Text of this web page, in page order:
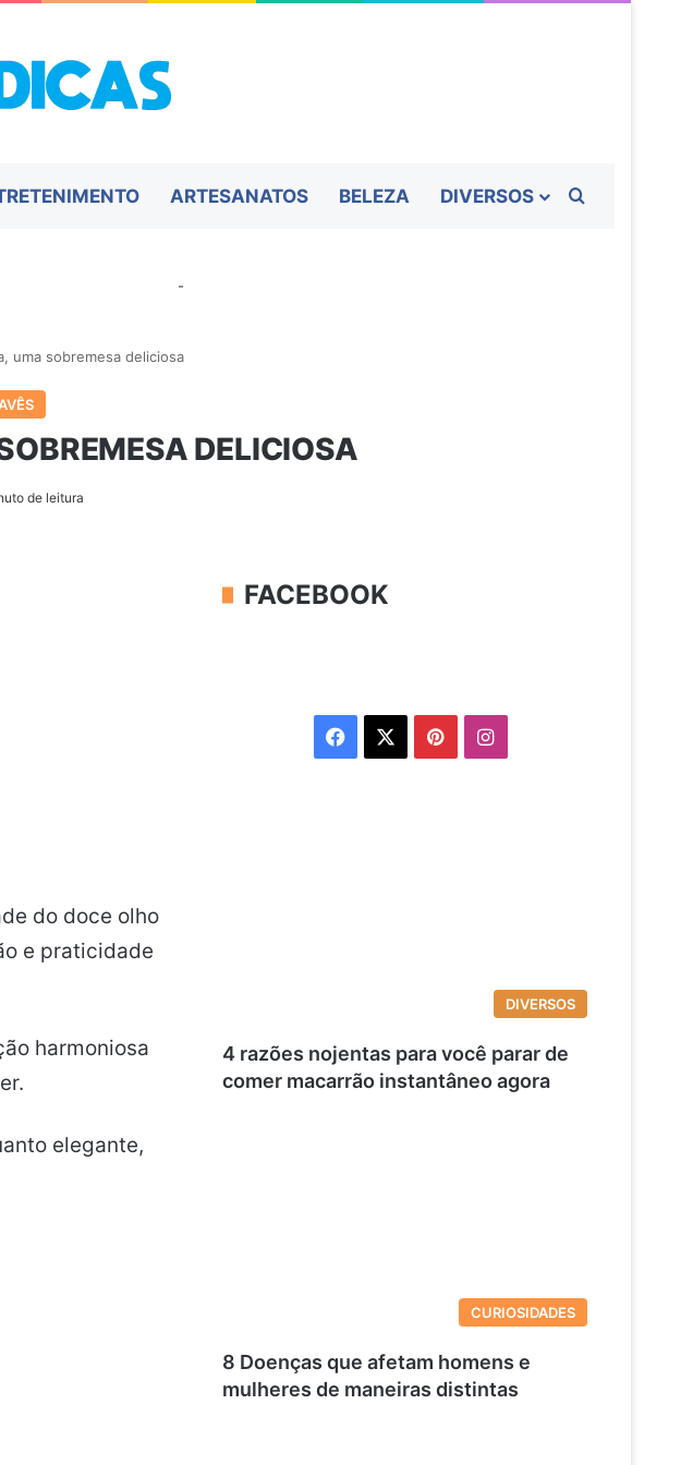
ARTESANATOS BELEZA DIVERSOS
-
uma sobremesa deliciosa
DELICIOSA
de leitura
do doce olho
e praticidade
harmoniosa
elegante,
FACEBOOK
Facebook PinterestInstagram
DIVERSOS
4 razões nojentas para você parar de
comer macarrão instantâneo agora
CURIOSIDADES
8 Doenças que afetam homens e
mulheres de maneiras distintas